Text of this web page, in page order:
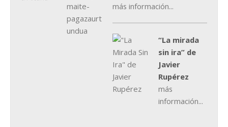
más información...
“La mirada
sin ira” de
Javier
Rupérez
más
información...